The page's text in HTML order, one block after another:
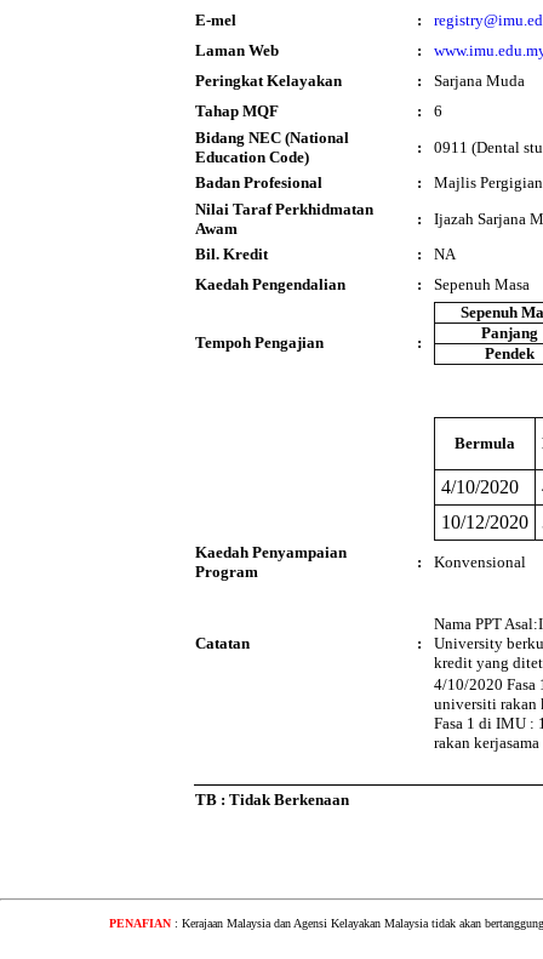
E-mel
:
Laman Web
:
Peringkat Kelayakan
:
Sarjana Muda
Tahap MQF
:
6
Bidang NEC (National
Education Code)
:
0911 (Dental
Badan Profesional
:
Majlis
Nilai Taraf Perkhidmatan
Awam
:
Ijazah Sarjana
Bil. Kredit
:
NA
Kaedah Pengendalian
: Sepenuh Masa
Tempoh Pengajian :
Sepenuh
Panjang
Pendek
Bermula
4/10/2020
10/12/2020
Kaedah Penyampaian
Program
: Konvensional
Catatan :
Nama PPT
University
kredit yang
4/10/2020 Fasa
universiti rakan
Fasa 1 di IMU :
rakan
TB : Tidak Berkenaan
PENAFIAN : Kerajaan Malaysia dan Agensi Kelayakan Malaysia tidak akan